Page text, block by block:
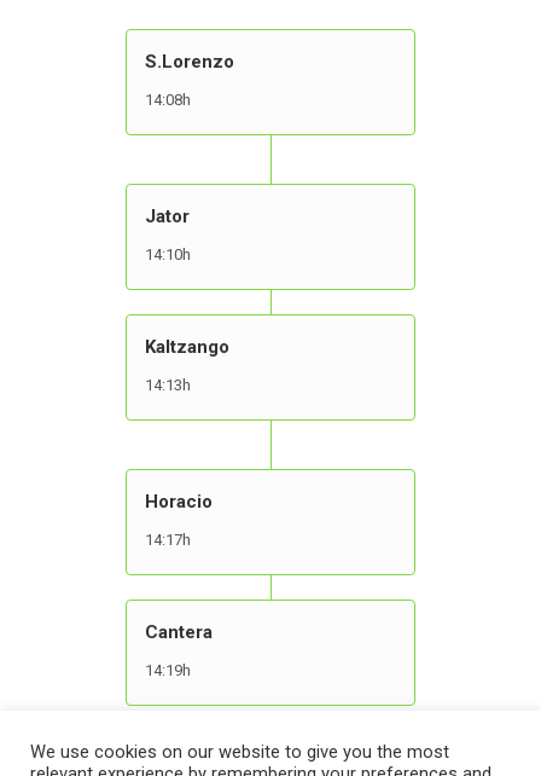
S.Lorenzo
14:08h
Jator
14:10h
Kaltzango
14:13h
Horacio
14:17h
Cantera
14:19h
We use cookies on our website to give you the most